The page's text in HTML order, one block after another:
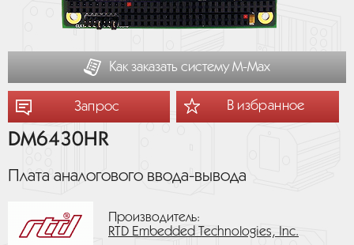
Как заказать систему М-Мах
Запрос В избранное
DM6430HR
Плата аналогового ввода-вывода
Производитель:
RTD Embedded Technologies, Inc.